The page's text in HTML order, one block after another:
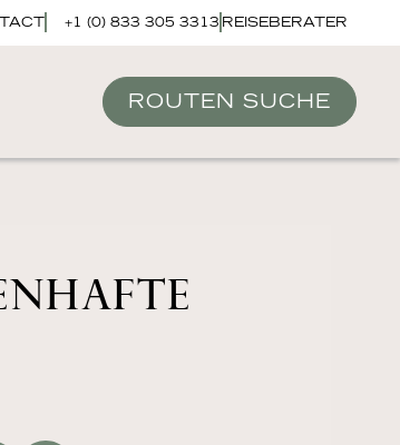
+1 (0) 833 305 3313 REISEBERATER
ROUTEN SUCHE